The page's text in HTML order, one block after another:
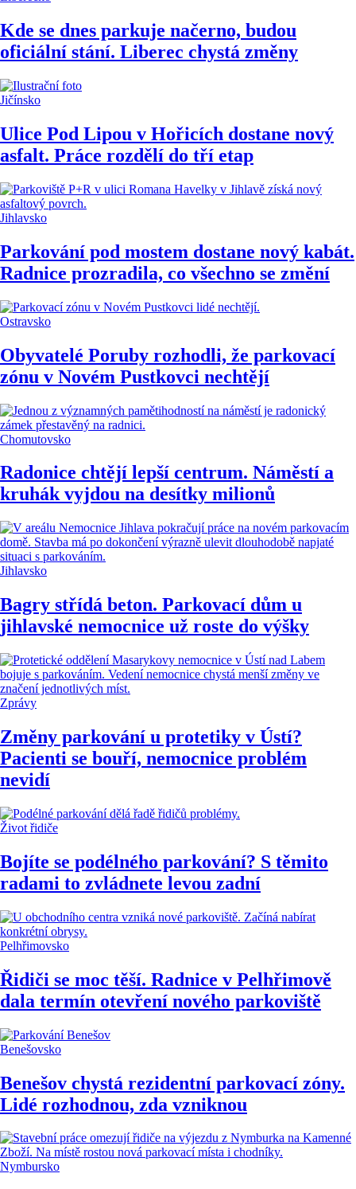
Kde se dnes parkuje načerno, budou
oficiální stání. Liberec chystá změny
Jičínsko
Ulice Pod Lipou v Hořicích dostane nový
asfalt. Práce rozdělí do tří etap
Jihlavsko
Parkování pod mostem dostane nový kabát.
Radnice prozradila, co všechno se změní
Ostravsko
Obyvatelé Poruby rozhodli, že parkovací
zónu v Novém Pustkovci nechtějí
Chomutovsko
Radonice chtějí lepší centrum. Náměstí a
kruhák vyjdou na desítky milionů
Jihlavsko
Bagry střídá beton. Parkovací dům u
jihlavské nemocnice už roste do výšky
Zprávy
Změny parkování u protetiky v Ústí?
Pacienti se bouří, nemocnice problém
nevidí
Život řidiče
Bojíte se podélného parkování? S těmito
radami to zvládnete levou zadní
Pelhřimovsko
Řidiči se moc těší. Radnice v Pelhřimově
dala termín otevření nového parkoviště
Benešovsko
Benešov chystá rezidentní parkovací zóny.
Lidé rozhodnou, zda vzniknou
Nymbursko